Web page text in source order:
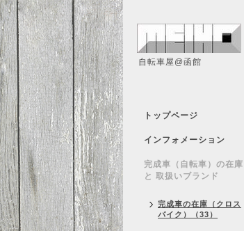
自転車屋@函館
トップページ
インフォメーション
完成車（自転車）の在庫
と 取扱いブランド
完成車の在庫（クロス
バイク）（33）